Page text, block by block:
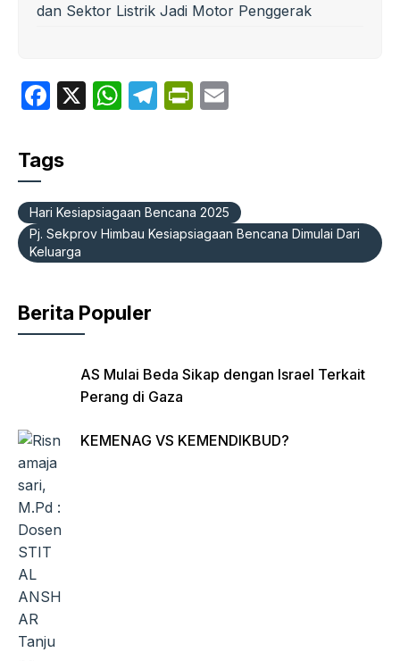
dan Sektor Listrik Jadi Motor Penggerak
F
c
e
b
o
o
X
W
A
p
p
T
a
m
P
ie
n
dl
Tags
Hari Kesiapsiagaan Bencana 2025
Pj. Sekprov Himbau Kesiapsiagaan Bencana Dimulai Dari
Keluarga
Berita Populer
AS Mulai Beda Sikap dengan Israel Terkait
Perang di Gaza
KEMENAG VS KEMENDIKBUD?